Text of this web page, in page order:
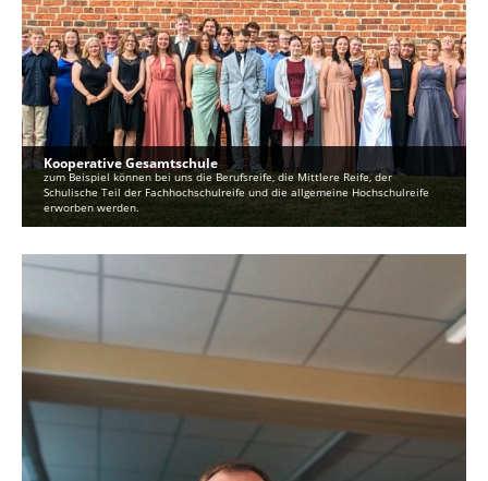
Kooperative Gesamtschule
zum Beispiel können bei uns die Berufsreife, die Mittlere Reife, der
Schulische Teil der Fachhochschulreife und die allgemeine Hochschulreife
erworben werden.